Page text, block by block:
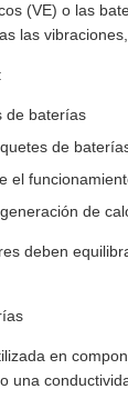
(VE) o las
las
de baterías
de
el
de
deben
en
una